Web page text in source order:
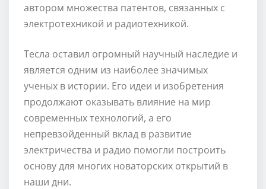
автором множества патентов, связанных с
электротехникой и радиотехникой.
Тесла оставил огромный научный наследие и
является одним из наиболее значимых
ученых в истории. Его идеи и изобретения
продолжают оказывать влияние на мир
современных технологий, а его
непревзойденный вклад в развитие
электричества и радио помогли построить
основу для многих новаторских открытий в
наши дни.